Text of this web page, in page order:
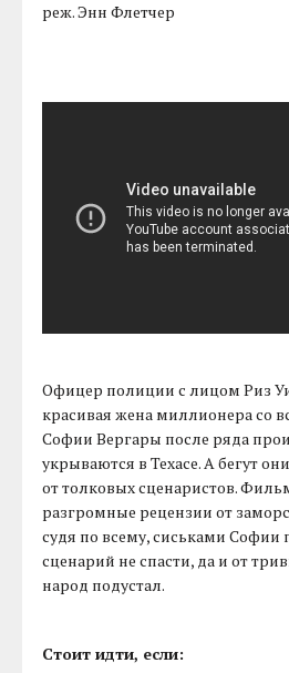
реж. Энн Флетчер
Офицер полиции с лицом Риз
красивая жена миллионера со
Софии Вергары после ряда
укрываются в Техасе. А бегут
от толковых сценаристов.
разгромные рецензии от
судя по всему, сиськами
сценарий не спасти, да и от
народ подустал.
Стоит идти, если: